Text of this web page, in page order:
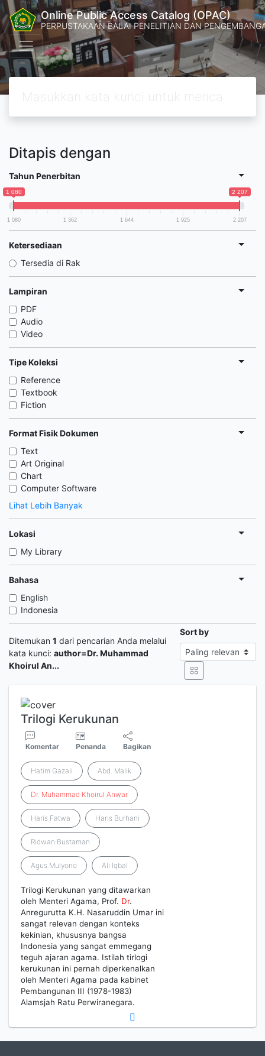
Online Public Access Catalog (OPAC)
PERPUSTAKAAN BALAI PENELITIAN DAN
Ditapis dengan
Tahun Penerbitan
1 080 2 207
1 080 1 362 1 644 1 925 2 207
Ketersediaan
Tersedia di Rak
Lampiran
PDF
Audio
Video
Tipe Koleksi
Reference
Textbook
Fiction
Format Fisik Dokumen
Text
Art Original
Chart
Computer Software
Lihat Lebih Banyak
Lokasi
My Library
Bahasa
English
Indonesia
Ditemukan 1 dari pencarian Anda melalui
kata kunci: author=Dr. Muhammad
Khoirul An...
Sort by
Trilogi Kerukunan
Komentar Penanda Bagikan
Hatim Gazali Abd. Malik
Dr. Muhammad Khoirul Anwar
Haris Fatwa Haris Burhani
Ridwan Bustaman
Agus Mulyono Ali Iqbal
Trilogi Kerukunan yang ditawarkan
oleh Menteri Agama, Prof. Dr.
Anregurutta K.H. Nasaruddin Umar ini
sangat relevan dengan konteks
kekinian, khususnya bangsa
Indonesia yang sangat emmegang
teguh ajaran agama. Istilah tirlogi
kerukunan ini pernah diperkenalkan
oleh Menteri Agama pada kabinet
Pembangunan III (1978-1983)
Alamsjah Ratu Perwiranegara.